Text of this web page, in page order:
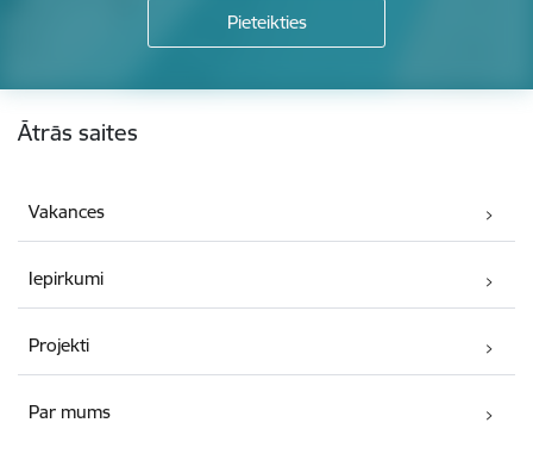
Kājene
Ātrās saites
Vakances
Iepirkumi
Projekti
Par mums